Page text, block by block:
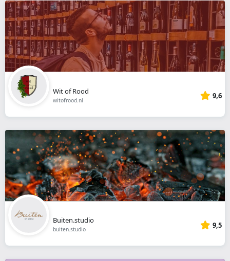
Wit of Rood
witofrood.nl 9,6
Buiten.studio
buiten.studio 9,5